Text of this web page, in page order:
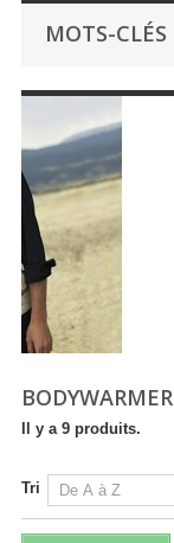
MOTS-CLÉS
Il y a 9 produits.
Tri